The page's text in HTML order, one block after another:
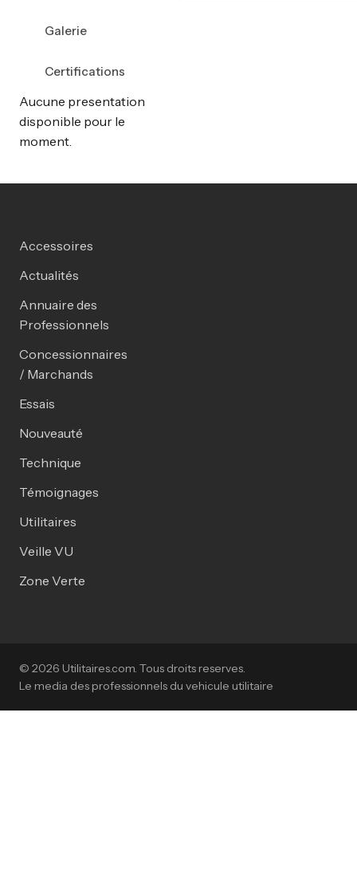
Galerie
Certifications
Aucune presentation
disponible pour le
moment.
Accessoires
Actualités
Annuaire des
Professionnels
Concessionnaires
/ Marchands
Essais
Nouveauté
Technique
Témoignages
Utilitaires
Veille VU
Zone Verte
© 2026 Utilitaires.com. Tous droits reserves.
Le media des professionnels du vehicule utilitaire